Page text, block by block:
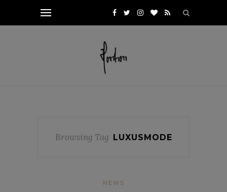
Browsing Tag LUXUSMODE
NEWS